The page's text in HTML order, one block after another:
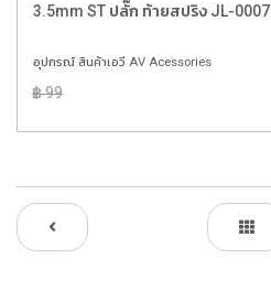
3.5mm ST ปลั๊ก ท้ายสปริง JL-0007
อุปกรณ์ สินค้าเอวี AV Acessories
฿ 99